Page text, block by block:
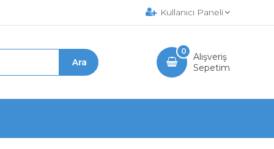
Kullanıcı Paneli
Alışveriş
Sepetim
0